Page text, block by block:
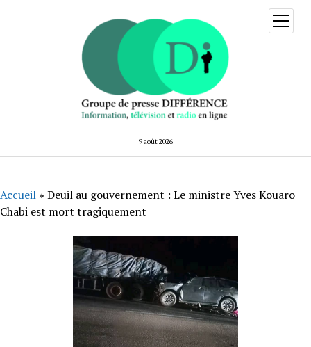
9 août 2026
ouvrir
menu
Accueil » Deuil au gouvernement : Le ministre Yves Kouaro
Chabi est mort tragiquement